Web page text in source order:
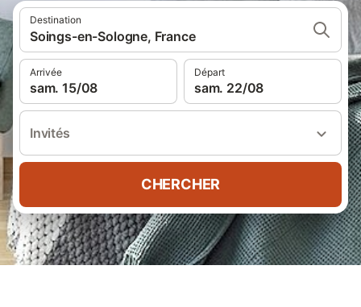
Destination
Soings-en-Sologne, France
Arrivée
sam. 15/08
Départ
sam. 22/08
Invités
CHERCHER